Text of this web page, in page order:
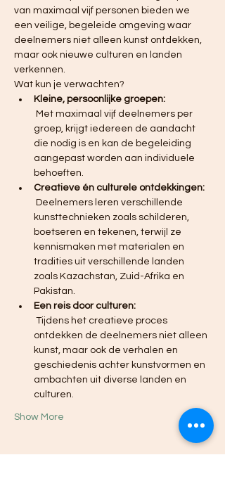
van maximaal vijf personen bieden we
een veilige, begeleide omgeving waar
deelnemers niet alleen kunst ontdekken,
maar ook nieuwe culturen en landen
verkennen.
Wat kun je verwachten?
Kleine, persoonlijke groepen:
groep, krijgt iedereen de aandacht
die nodig is en kan de begeleiding
aangepast worden aan individuele
behoeften.
Creatieve én culturele ontdekkingen:
kunsttechnieken zoals schilderen,
boetseren en tekenen, terwijl ze
kennismaken met materialen en
tradities uit verschillende landen
zoals Kazachstan, Zuid-Afrika en
Pakistan.
Een reis door culturen:
ontdekken de deelnemers niet alleen
kunst, maar ook de verhalen en
geschiedenis achter kunstvormen en
ambachten uit diverse landen en
culturen.
Show More